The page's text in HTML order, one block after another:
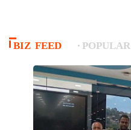
BIZ FEED POPULAR